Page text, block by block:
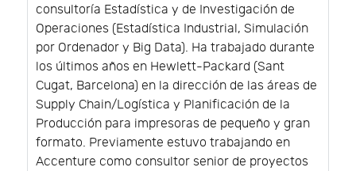
consultoría Estadística y de Investigación de
Operaciones (Estadística Industrial, Simulación
por Ordenador y Big Data). Ha trabajado durante
los últimos años en Hewlett-Packard (Sant
Cugat, Barcelona) en la dirección de las áreas de
Supply Chain/Logística y Planificación de la
Producción para impresoras de pequeño y gran
formato. Previamente estuvo trabajando en
Accenture como consultor senior de proyectos